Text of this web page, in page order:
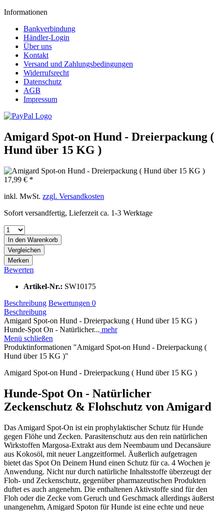
Informationen
Bankverbindung
Händler-Login
Über uns
Kontakt
Versand und Zahlungsbedingungen
Widerrufsrecht
Datenschutz
AGB
Impressum
Amigard Spot-on Hund - Dreierpackung (
Hund über 15 KG )
17,99 € *
inkl. MwSt. zzgl. Versandkosten
Sofort versandfertig, Lieferzeit ca. 1-3 Werktage
In den Warenkorb
Vergleichen
Merken
Bewerten
Artikel-Nr.: SW10175
Beschreibung Bewertungen 0
Beschreibung
Amigard Spot-on Hund - Dreierpackung ( Hund über 15 KG )
Hunde-Spot On - Natürlicher... mehr
Menü schließen
Produktinformationen "Amigard Spot-on Hund - Dreierpackung (
Hund über 15 KG )"
Amigard Spot-on Hund - Dreierpackung ( Hund über 15 KG )
Hunde-Spot On - Natürlicher
Zeckenschutz & Flohschutz von Amigard
Das Amigard Spot-On ist ein prophylaktischer Schutz für Hunde
gegen Flöhe und Zecken. Parasitenschutz aus den rein natürlichen
Wirkstoffen Margosa-Extrakt aus dem Neembaum und Decansäure
aus Kokosöl, mit neuer Langzeitformel. Äußerlich aufgetragen
bietet das Spot On Deinem Hund einen Schutz für ca. 4 Wochen je
Anwendung. Nicht nur durch natürliche Inhaltsstoffe überzeugt der
Floh- und Zeckenschutz, gegenüber pharmazeutischen Produkten
duftet es auch angenehm. Die enthaltenen Aktivstoffe sind für den
Floh oder die Zecke vom Geruch und Geschmack allerdings äußerst
unangenehm, Amigard Spoton für Hunde ist eine echte und neue